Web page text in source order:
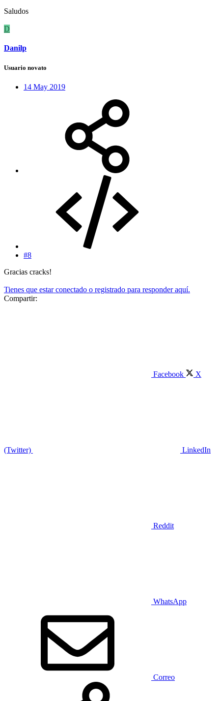
Saludos
D
Danilp
Usuario novato
14 May 2019
#8
Gracias cracks!
Tienes que estar conectado o registrado para responder aquí.
Compartir:
Facebook X
(Twitter) LinkedIn
Reddit
WhatsApp
Correo